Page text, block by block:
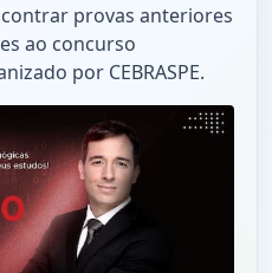
provas anteriores
ao concurso
por CEBRASPE.